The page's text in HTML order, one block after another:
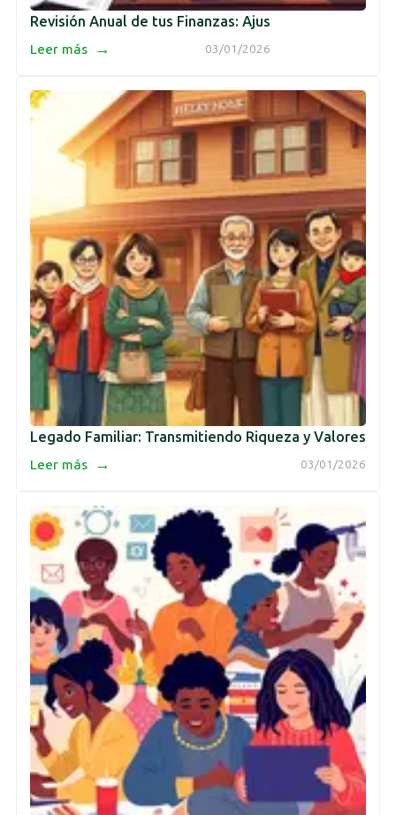
Revisión Anual de tus Finanzas: Ajus
03/01/2026
Leer más →
Legado Familiar: Transmitiendo Riqueza y Valores
03/01/2026
Leer más →